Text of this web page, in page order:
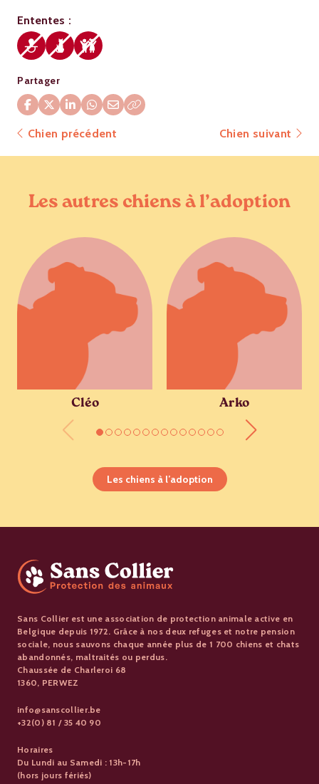
Ententes :
Partager
Chien précédent Chien suivant
Les autres chiens à l’adoption
Cléo Arko
Les chiens à l’adoption
Sans Collier est une association de protection animale active en
Belgique depuis 1972. Grâce à nos deux refuges et notre pension
sociale, nous sauvons chaque année plus de 1 700 chiens et chats
abandonnés, maltraités ou perdus.
Chaussée de Charleroi 68
1360, PERWEZ
info@sanscollier.be
+32(0) 81 / 35 40 90
Horaires
Du Lundi au Samedi : 13h-17h
(hors jours fériés)